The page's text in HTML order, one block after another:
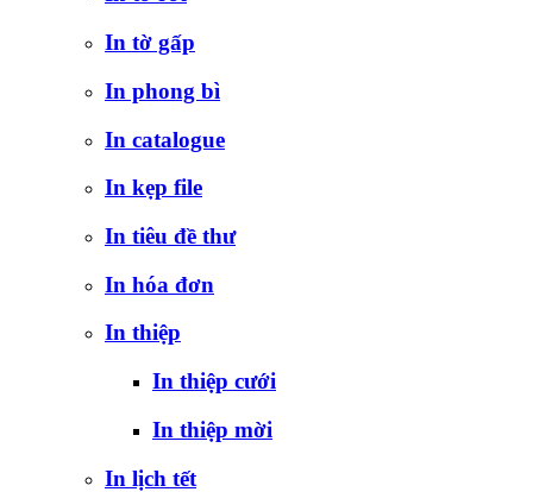
In tờ gấp
In phong bì
In catalogue
In kẹp file
In tiêu đề thư
In hóa đơn
In thiệp
In thiệp cưới
In thiệp mời
In lịch tết